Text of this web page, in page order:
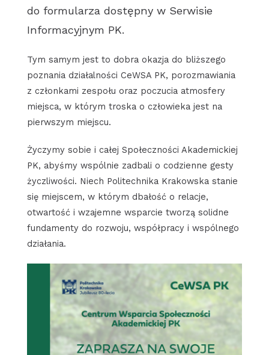
do formularza dostępny w Serwisie
Informacyjnym PK.
Tym samym jest to dobra okazja do bliższego
poznania działalności CeWSA PK, porozmawiania
z członkami zespołu oraz poczucia atmosfery
miejsca, w którym troska o człowieka jest na
pierwszym miejscu.
Życzymy sobie i całej Społeczności Akademickiej
PK, abyśmy wspólnie zadbali o codzienne gesty
życzliwości. Niech Politechnika Krakowska stanie
się miejscem, w którym dbałość o relacje,
otwartość i wzajemne wsparcie tworzą solidne
fundamenty do rozwoju, współpracy i wspólnego
działania.